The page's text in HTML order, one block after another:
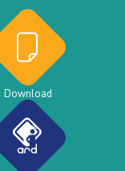
Download